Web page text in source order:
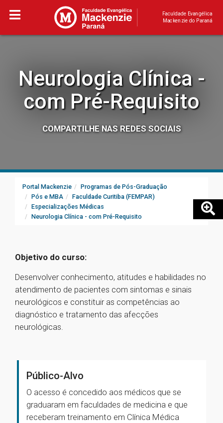
Faculdade Evangélica
Mackenzie do Paraná
Neurologia Clínica -
com Pré-Requisito
COMPARTILHE NAS REDES SOCIAIS
Portal Mackenzie
Programas de Pós-Graduação
Pós e MBA
Faculdade Curitiba (FEMPAR)
Especializações Médicas
Neurologia Clínica - com Pré-Requisito
Objetivo do curso:
Desenvolver conhecimento, atitudes e habilidades no
atendimento de pacientes com sintomas e sinais
neurológicos e constituir as competências ao
diagnóstico e tratamento das afecções
neurológicas.
Público-Alvo
O acesso é concedido aos médicos que se
graduaram em faculdades de medicina e que
receberam treinamento em Clínica Médica